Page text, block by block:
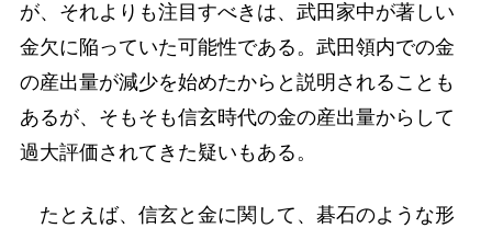
が、それよりも注目すべきは、武田家中が著しい
金欠に陥っていた可能性である。武田領内での金
の産出量が減少を始めたからと説明されることも
あるが、そもそも信玄時代の金の産出量からして
過大評価されてきた疑いもある。
たとえば、信玄と金に関して、碁石のような形